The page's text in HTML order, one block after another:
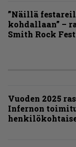
”Näillä
kohdallaan” –
Smith Rock
Vuoden 2025
Infernon